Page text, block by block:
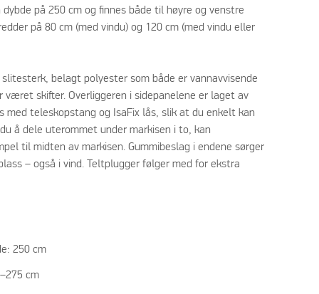
på 250 cm og finnes både til høyre og venstre
på 80 cm (med vindu) og 120 cm (med vindu eller
belagt polyester som både er vannavvisende
været skifter. Overliggeren i sidepanelene er laget av
med teleskopstang og IsaFix lås, slik at du enkelt kan
å dele uterommet under markisen i to, kan
til midten av markisen. Gummibeslag i endene sørger
– også i vind. Teltplugger følger med for ekstra
250 cm
cm